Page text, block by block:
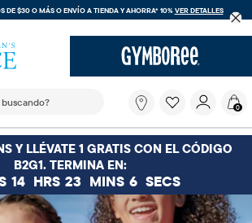
DE $30 O MÁS OENVÍO A TIENDA Y AHORRA* 10%VER DETALLES
campo de búsqueda filtra las
buscando?
0
Y LLÉVATE 1 GRATIS CON EL CÓDIGO
B2G1. TERMINA EN:
14 HRS 23 MINS 6 SECS